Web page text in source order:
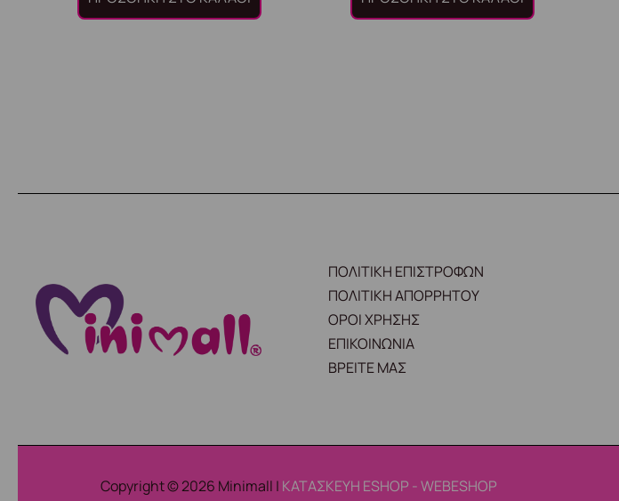
ΠΟΛΙΤΙΚΗ ΕΠΙΣΤΡΟΦΩΝ
ΠΟΛΙΤΙΚΗ ΑΠΟΡΡΗΤΟΥ
ΟΡΟΙ ΧΡΗΣΗΣ
ΕΠΙΚΟΙΝΩΝΙΑ
ΒΡΕΙΤΕ ΜΑΣ
Copyright © 2026 Minimall | ΚΑΤΑΣΚΕΥΗ ESHOP - WEBESHOP